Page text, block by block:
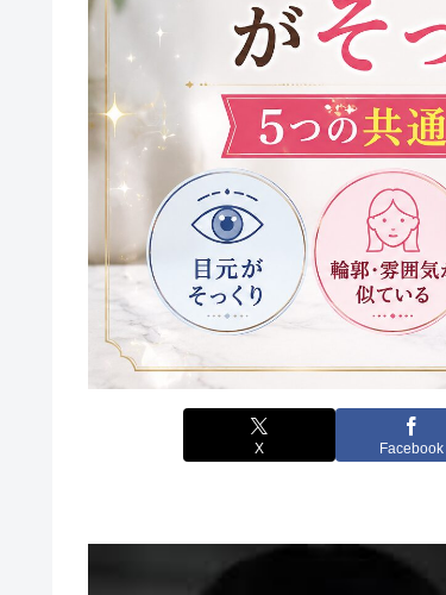
X Facebook